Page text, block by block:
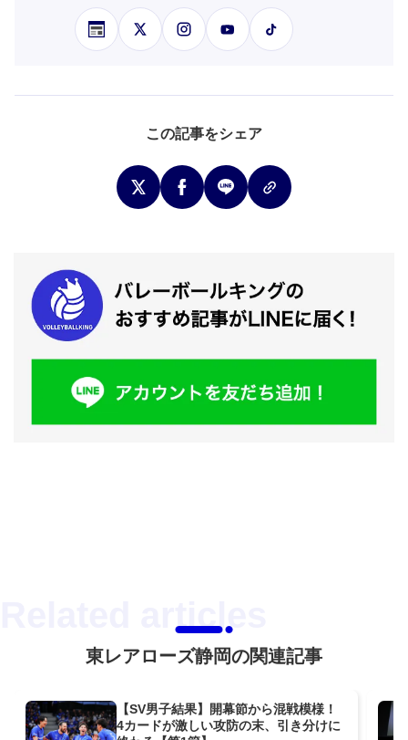
この記事をシェア
東レアローズ静岡の関連記事
【SV男子結果】開幕節から混戦模様！
4カードが激しい攻防の末、引き分けに